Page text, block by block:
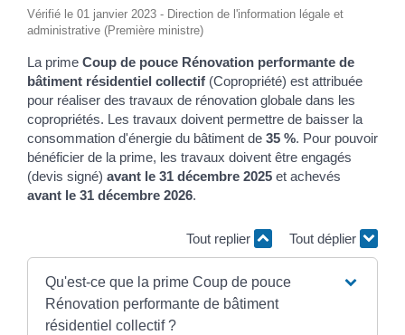
Vérifié le 01 janvier 2023 - Direction de l'information légale et
administrative (Première ministre)
La prime Coup de pouce Rénovation performante de
bâtiment résidentiel collectif (Copropriété) est attribuée
pour réaliser des travaux de rénovation globale dans les
copropriétés. Les travaux doivent permettre de baisser la
consommation d'énergie du bâtiment de 35 %. Pour pouvoir
bénéficier de la prime, les travaux doivent être engagés
(devis signé) avant le 31 décembre 2025 et achevés
avant le 31 décembre 2026.
Tout replier Tout déplier
Qu'est-ce que la prime Coup de pouce
Rénovation performante de bâtiment
résidentiel collectif ?